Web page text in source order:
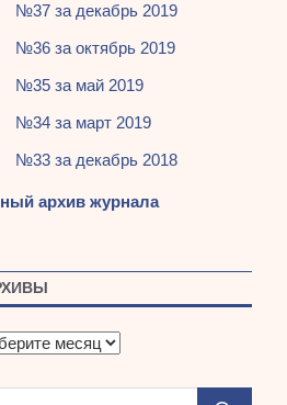
№37 за декабрь 2019
№36 за октябрь 2019
№35 за май 2019
№34 за март 2019
№33 за декабрь 2018
архив журнала